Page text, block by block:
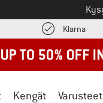
Klarna
Kengät Varusteet